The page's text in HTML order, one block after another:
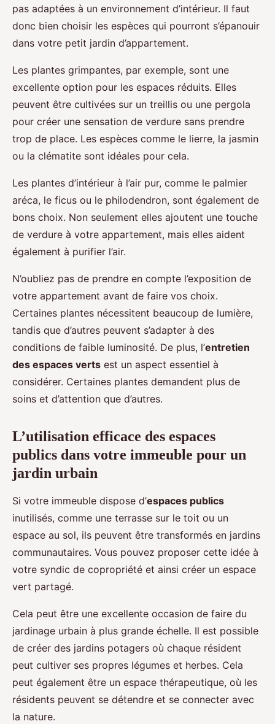
pas adaptées à un environnement d’intérieur. Il faut
donc bien choisir les espèces qui pourront s’épanouir
dans votre petit jardin d’appartement.
Les plantes grimpantes, par exemple, sont une
excellente option pour les espaces réduits. Elles
peuvent être cultivées sur un treillis ou une pergola
pour créer une sensation de verdure sans prendre
trop de place. Les espèces comme le lierre, la jasmin
ou la clématite sont idéales pour cela.
Les plantes d’intérieur à l’air pur, comme le palmier
aréca, le ficus ou le philodendron, sont également de
bons choix. Non seulement elles ajoutent une touche
de verdure à votre appartement, mais elles aident
également à purifier l’air.
N’oubliez pas de prendre en compte l’exposition de
votre appartement avant de faire vos choix.
Certaines plantes nécessitent beaucoup de lumière,
tandis que d’autres peuvent s’adapter à des
conditions de faible luminosité. De plus, l’entretien
des espaces verts est un aspect essentiel à
considérer. Certaines plantes demandent plus de
soins et d’attention que d’autres.
L’utilisation efficace des espaces
publics dans votre immeuble pour un
jardin urbain
Si votre immeuble dispose d’espaces publics
inutilisés, comme une terrasse sur le toit ou un
espace au sol, ils peuvent être transformés en jardins
communautaires. Vous pouvez proposer cette idée à
votre syndic de copropriété et ainsi créer un espace
vert partagé.
Cela peut être une excellente occasion de faire du
jardinage urbain à plus grande échelle. Il est possible
de créer des jardins potagers où chaque résident
peut cultiver ses propres légumes et herbes. Cela
peut également être un espace thérapeutique, où les
résidents peuvent se détendre et se connecter avec
la nature.